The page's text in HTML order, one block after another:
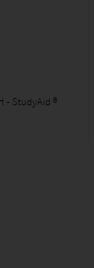
- StudyAid ®